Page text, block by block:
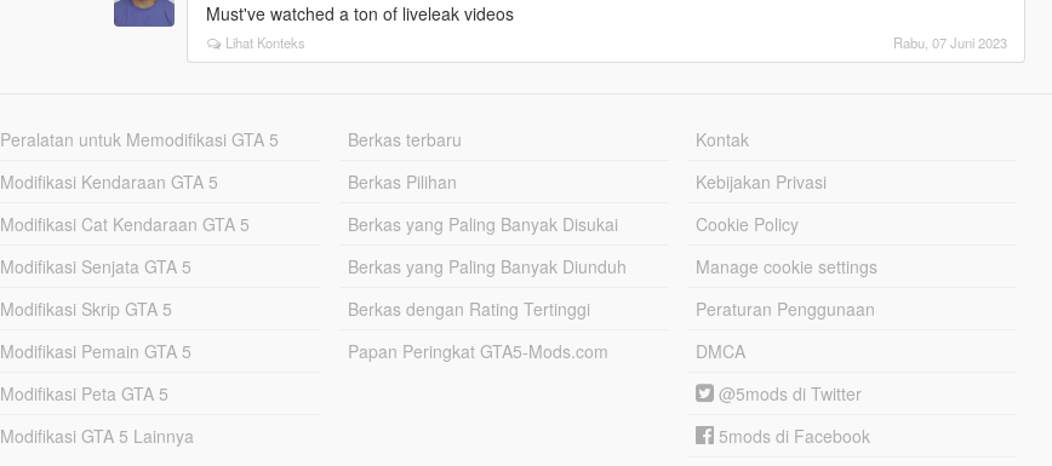
Must've watched a ton of liveleak videos
Lihat Konteks Rabu, 07 Juni 2023
Peralatan untuk Memodifikasi GTA 5
Modifikasi Kendaraan GTA 5
Modifikasi Cat Kendaraan GTA 5
Modifikasi Senjata GTA 5
Modifikasi Skrip GTA 5
Modifikasi Pemain GTA 5
Modifikasi Peta GTA 5
Modifikasi GTA 5 Lainnya
Berkas terbaru
Berkas Pilihan
Berkas yang Paling Banyak Disukai
Berkas yang Paling Banyak Diunduh
Berkas dengan Rating Tertinggi
Papan Peringkat GTA5-Mods.com
Kontak
Kebijakan Privasi
Cookie Policy
Manage cookie settings
Peraturan Penggunaan
DMCA
@5mods di Twitter
5mods di Facebook